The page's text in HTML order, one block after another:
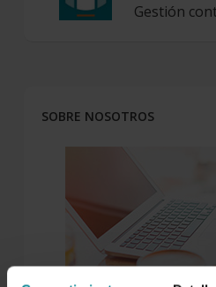
Gestión
SOBRE NOSOTROS